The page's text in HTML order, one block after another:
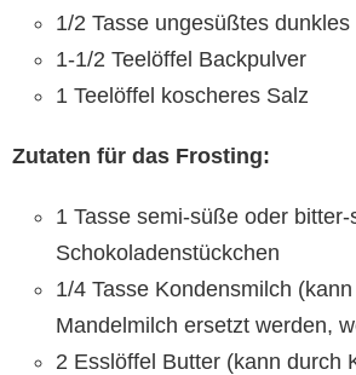
1/2 Tasse ungesüßtes
1-1/2 Teelöffel Backpulver
1 Teelöffel koscheres Salz
Zutaten für das Frosting:
1 Tasse semi-süße oder
Schokoladenstückchen
1/4 Tasse Kondensmilch
Mandelmilch ersetzt werden,
2 Esslöffel Butter (kann durch